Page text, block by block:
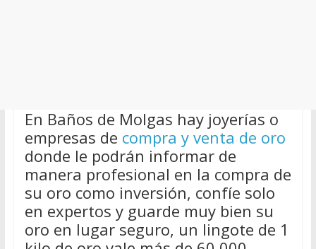
En Baños de Molgas hay joyerías o
empresas de compra y venta de oro
donde le podrán informar de
manera profesional en la compra de
su oro como inversión, confíe solo
en expertos y guarde muy bien su
oro en lugar seguro, un lingote de 1